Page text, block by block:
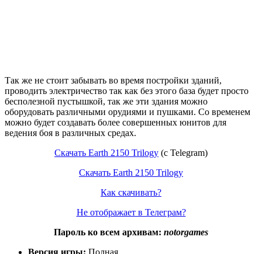
Так же не стоит забывать во время постройки зданий,
проводить электричество так как без этого база будет просто
бесполезной пустышкой, так же эти здания можно
оборудовать различными орудиями и пушками. Со временем
можно будет создавать более совершенных юнитов для
ведения боя в различных средах.
Скачать Earth 2150 Trilogy (c Telegram)
Скачать Earth 2150 Trilogy
Как скачивать?
Не отображает в Телеграм?
Пароль ко всем архивам: notorgames
Версия игры: Полная